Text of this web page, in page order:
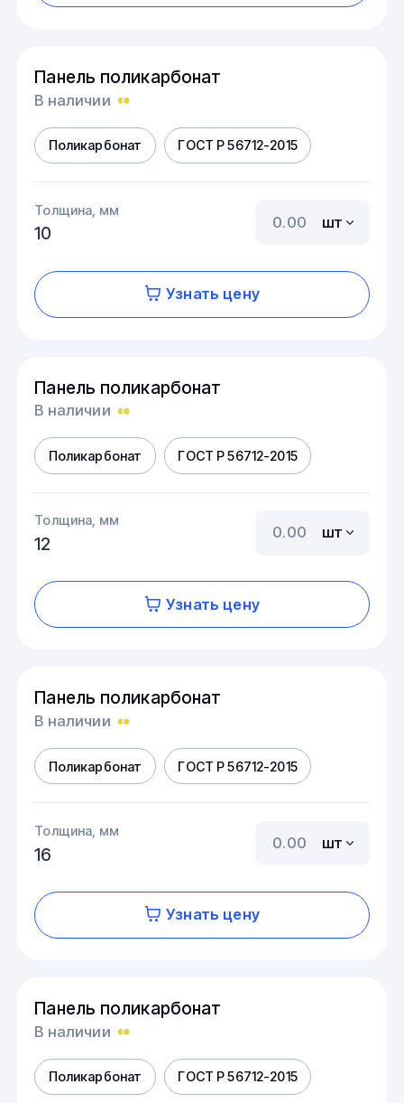
Панель поликарбонат
В наличии
Поликарбонат ГОСТ Р 56712-2015
Толщина, мм
10
шт
Узнать цену
Панель поликарбонат
В наличии
Поликарбонат ГОСТ Р 56712-2015
Толщина, мм
12
шт
Узнать цену
Панель поликарбонат
В наличии
Поликарбонат ГОСТ Р 56712-2015
Толщина, мм
16
шт
Узнать цену
Панель поликарбонат
В наличии
Поликарбонат ГОСТ Р 56712-2015